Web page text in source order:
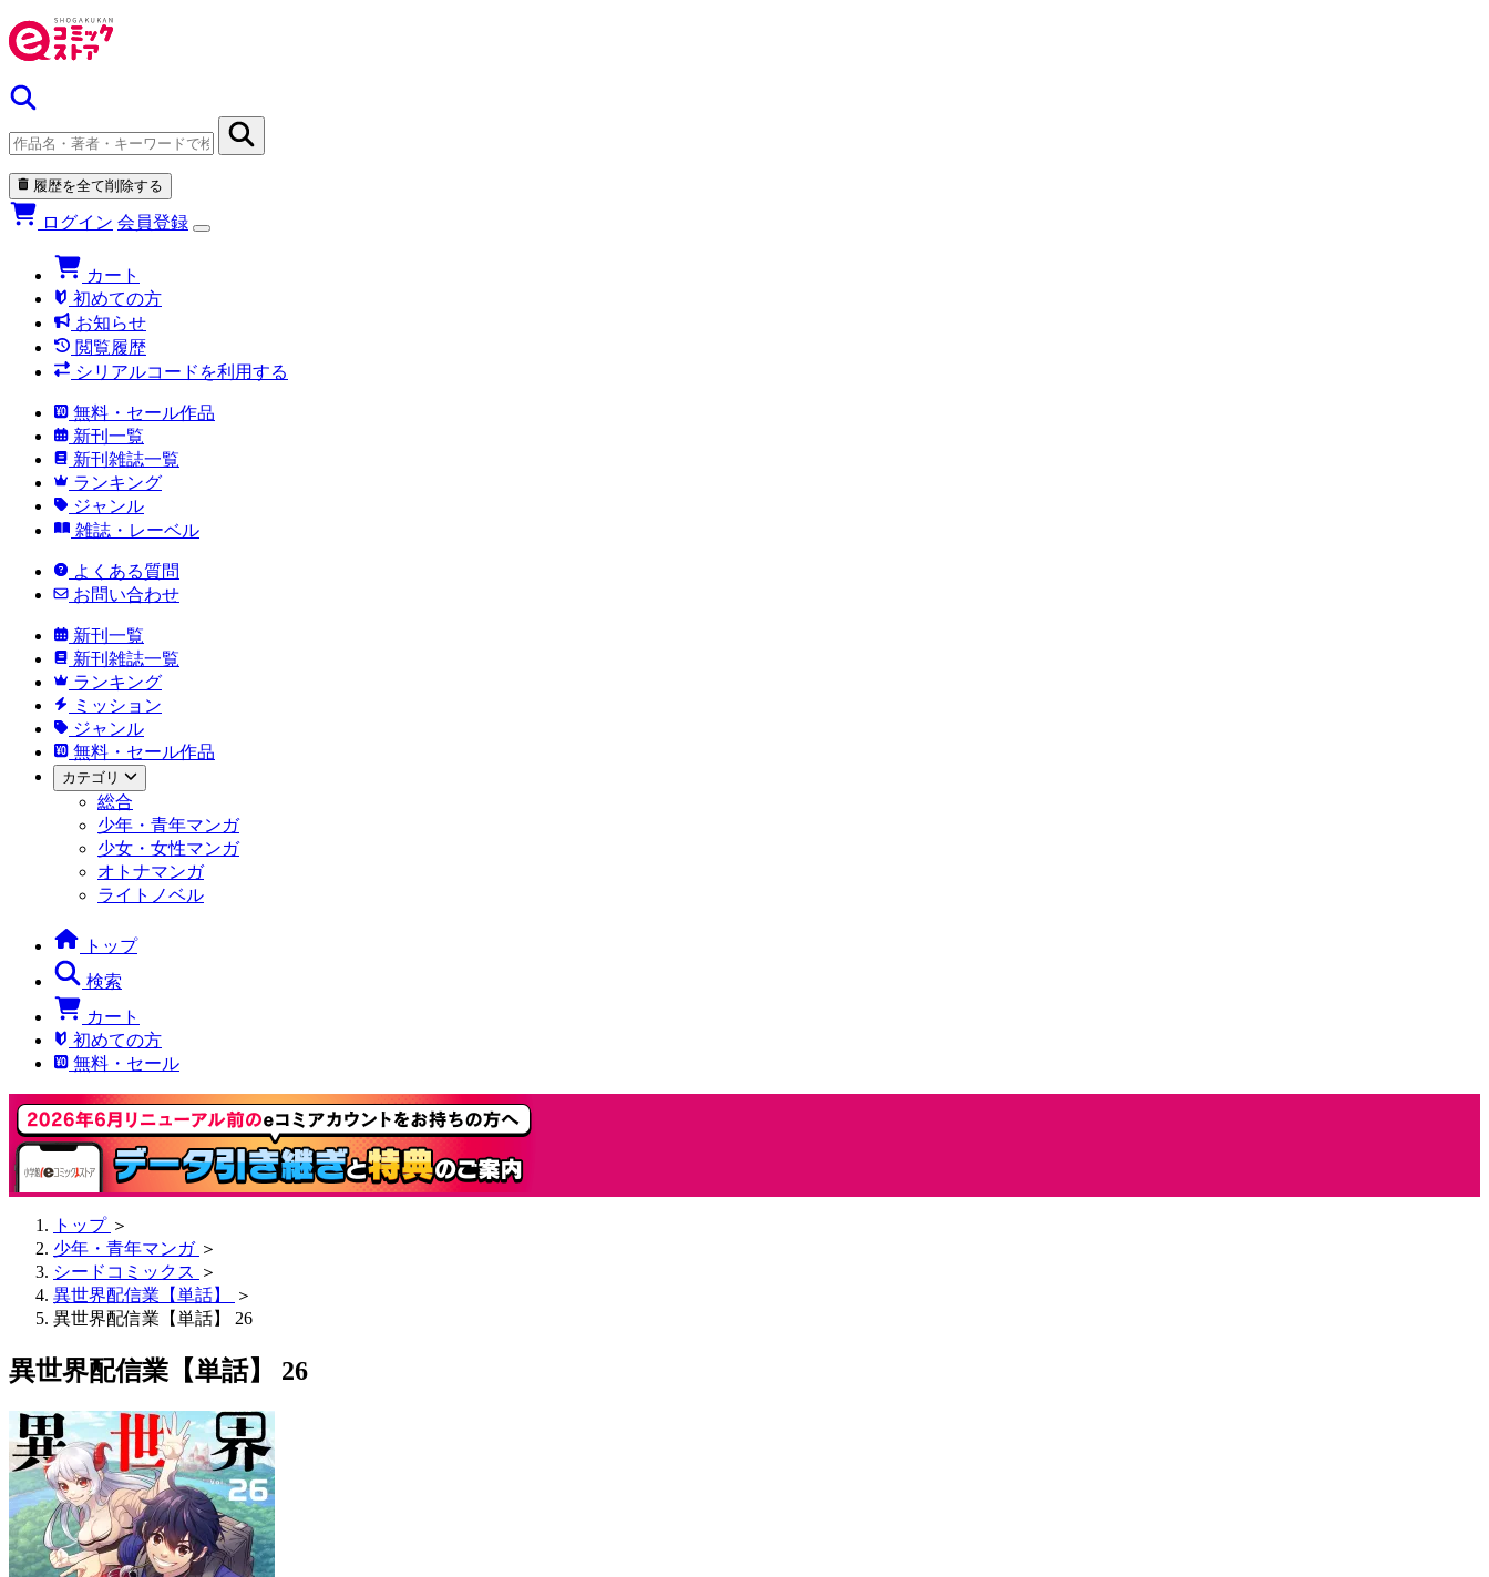
履歴を全て削除する
ログイン 会員登録
カート
初めての方
お知らせ
閲覧履歴
シリアルコードを利用する
無料・セール作品
新刊一覧
新刊雑誌一覧
ランキング
ジャンル
雑誌・レーベル
よくある質問
お問い合わせ
新刊一覧
新刊雑誌一覧
ランキング
ミッション
ジャンル
無料・セール作品
カテゴリ
総合
少年・青年マンガ
少女・女性マンガ
オトナマンガ
ライトノベル
トップ
検索
カート
初めての方
無料・セール
トップ ＞
少年・青年マンガ ＞
シードコミックス ＞
異世界配信業【単話】
＞
異世界配信業【単話】 26
異世界配信業【単話】 26